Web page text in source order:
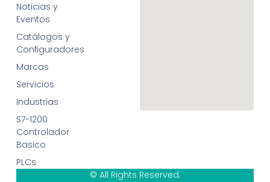
Noticias y
Eventos
Catálogos y
Configuradores
Marcas
Servicios
Industrias
S7-1200
Controlador
Basico
PLCs
© All Rights Reserved.